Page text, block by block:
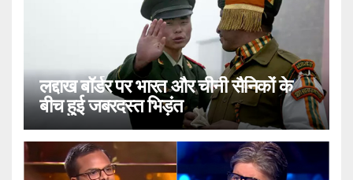
लद्दाख बॉर्डर पर भारत और चीनी सैनिकों के
बीच हुई जबरदस्त भिड़ंत